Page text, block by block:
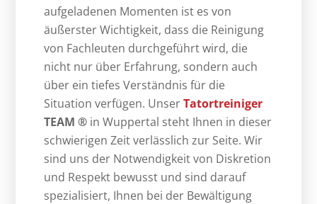
aufgeladenen Momenten ist es von
äußerster Wichtigkeit, dass die Reinigung
von Fachleuten durchgeführt wird, die
nicht nur über Erfahrung, sondern auch
über ein tiefes Verständnis für die
Situation verfügen. UnserTatortreiniger
TEAM ® in Wuppertal steht Ihnen in dieser
schwierigen Zeit verlässlich zur Seite. Wir
sind uns der Notwendigkeit von Diskretion
und Respekt bewusst und sind darauf
spezialisiert, Ihnen bei der Bewältigung